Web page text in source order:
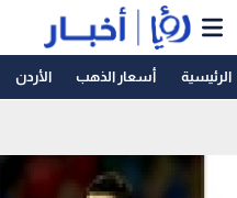
الرئيسية أسعار الذهب الأردن